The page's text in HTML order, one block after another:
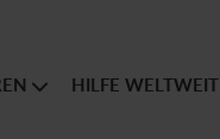
HILFE WELTWEIT